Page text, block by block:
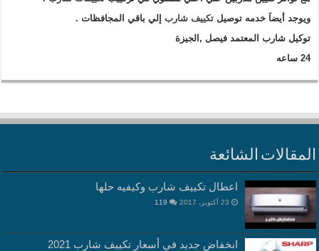
ويوجد أيضاَ خدمه توصيلتكييف شاربإلي باقي المجافظات .
توكيل شارب المعتمد فيصل ,الجيزة
24 ساعه
الشائعة
اعطال تكييف شارب وكيفيه حلها
23 أكتوبر، 2017 119
انخفاض جديد في أسعار تكييف شارب 2021